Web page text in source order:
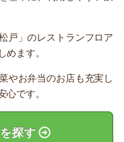
戸」のレストランフロア
めます。
やお弁当のお店も充実し
心です。
探す